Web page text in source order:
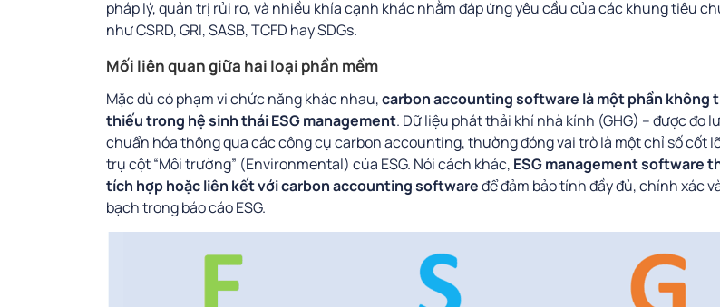
pháp lý, quản trị rủi ro, và nhiều khía cạnh khác nhằm đáp ứng yêu cầu của các khung tiêu
như CSRD, GRI, SASB, TCFD hay SDGs.
Mối liên quan giữa hai loại phần mềm
Mặc dù có phạm vi chức năng khác nhau,carbon accounting software là một phần không
thiếu trong hệ sinh thái ESG management. Dữ liệu phát thải khí nhà kính (GHG) – được đo
chuẩn hóa thông qua các công cụ carbon accounting, thường đóng vai trò là một chỉ số cốt
trụ cột “Môi trường” (Environmental) của ESG. Nói cách khác, ESG management software
tích hợp hoặc liên kết với carbon accounting softwaređể đảm bảo tính đầy đủ, chính xác
bạch trong báo cáo ESG.